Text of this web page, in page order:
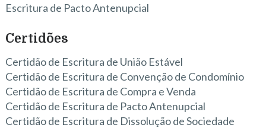
Escritura de Pacto Antenupcial
Certidões
Certidão de Escritura de União Estável
Certidão de Escritura de Convenção de Condomínio
Certidão de Escritura de Compra e Venda
Certidão de Escritura de Pacto Antenupcial
Certidão de Escritura de Dissolução de Sociedade